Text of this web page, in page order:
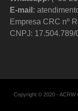
E-mail:
Empresa CRC nº
CNPJ: 17.504.789/
Copyright © 2020 - ACRW